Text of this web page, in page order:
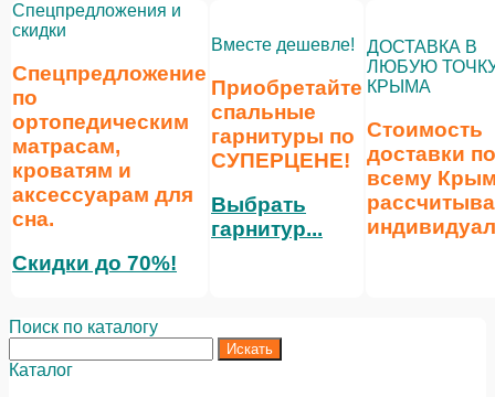
Спецпредложения и
скидки
Спецпредложение
по
ортопедическим
матрасам,
кроватям и
аксессуарам для
сна.
Скидки до 70%!
Вместе дешевле!
Приобретайте
спальные
гарнитуры по
СУПЕРЦЕНЕ!
Выбрать
гарнитур...
ДОСТАВКА В
ЛЮБУЮ
КРЫМА
Стоимость
доставки по
всему
Поиск по каталогу
Каталог